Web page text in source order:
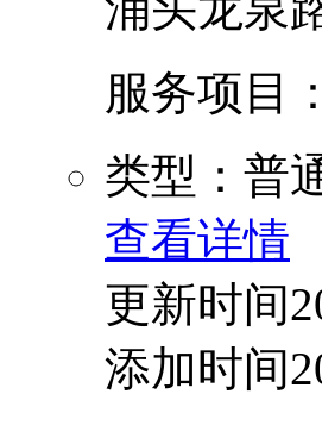
服务项目
类型：普
查看详情
更新时间
添加时间